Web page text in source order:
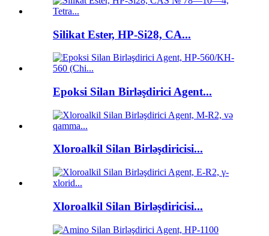
Silikat Ester, HP-Si28, CA...
Epoksi Silan Birləşdirici Agent...
Xloroalkil Silan Birləşdiricisi...
Xloroalkil Silan Birləşdiricisi...